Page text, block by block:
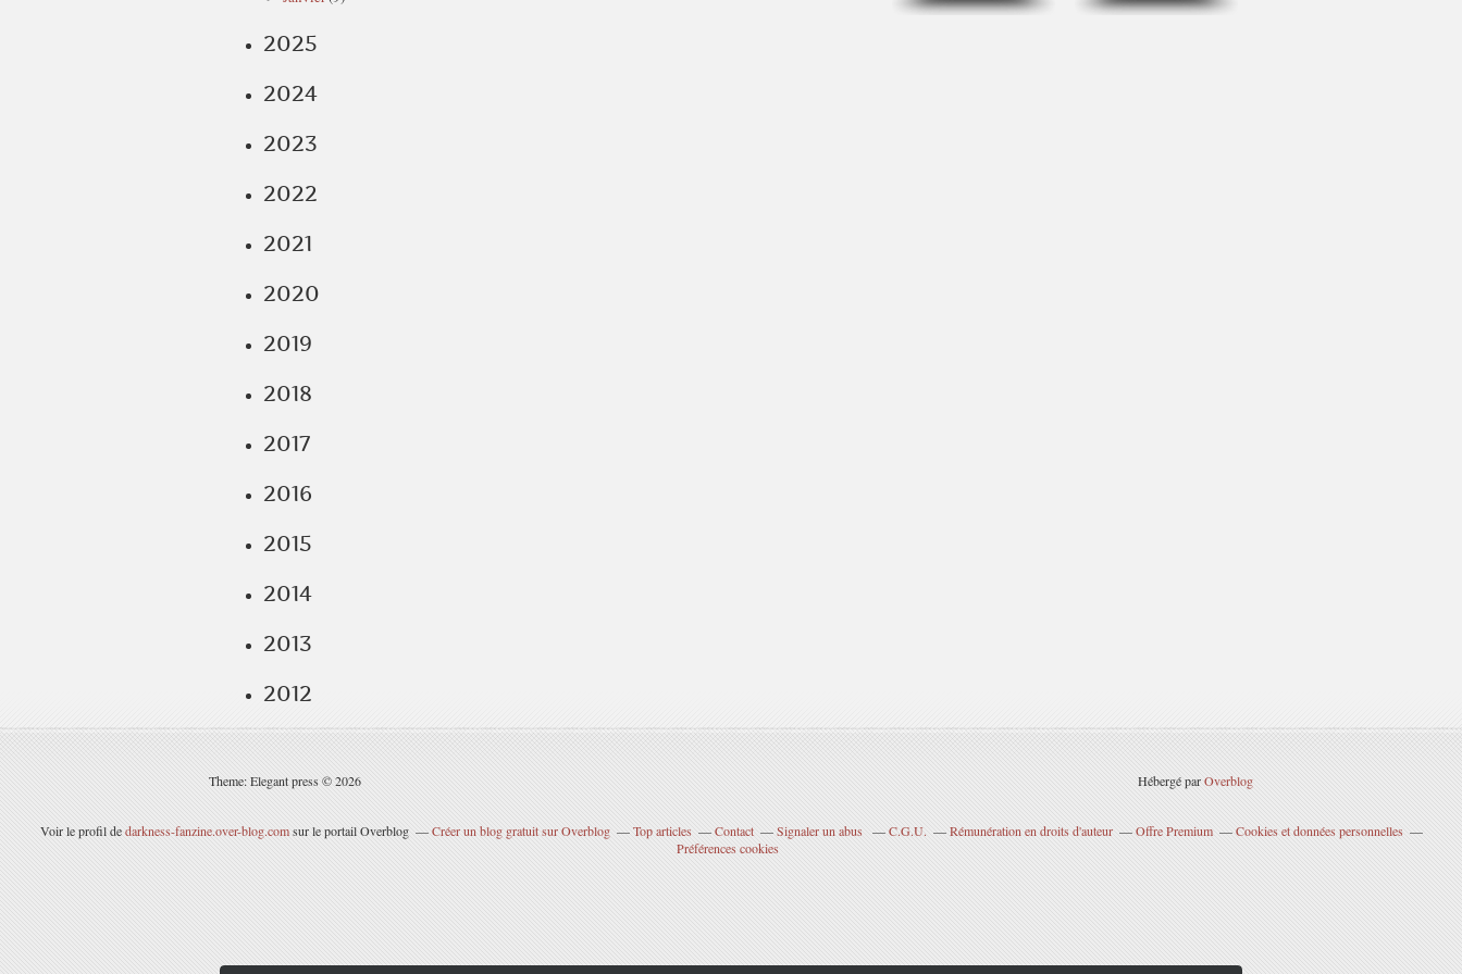
2025
2024
2023
2022
2021
2020
2019
2018
2017
2016
2015
2014
2013
2012
Theme: Elegant press © 2026 Hébergé parOverblog
Voir le profil dedarkness-fanzine.over-blog.comsur le portail Overblog Créer un blog gratuit sur Overblog Top articles Contact Signaler un abus C.G.U. Rémunération en droits d'auteur Offre Premium
Cookies et données personnelles
Préférences cookies